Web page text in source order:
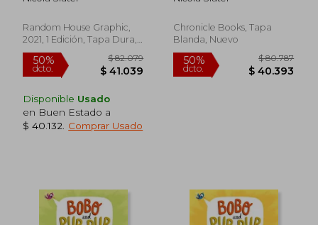
$ 95.626
Random House Graphic,
2021, 1 Edición, Tapa Dura,
Nuevo
Disponible Usado
en Buen Estado a
$ 40.132
Comprar Usado
Chronicle Books, Tapa
Blanda, Nuevo